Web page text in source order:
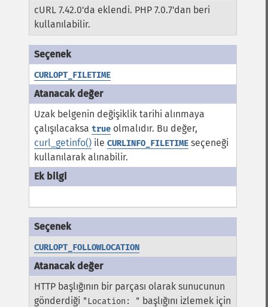
cURL 7.42.0'da eklendi. PHP 7.0.7'dan beri
kullanılabilir.
CURLOPT_FILETIME
Uzak belgenin değişiklik tarihi alınmaya
çalışılacaksa true olmalıdır. Bu değer,
curl_getinfo() ile CURLINFO_FILETIME seçeneği
kullanılarak alınabilir.
CURLOPT_FOLLOWLOCATION
HTTP başlığının bir parçası olarak sunucunun
gönderdiği "Location: " başlığını izlemek için